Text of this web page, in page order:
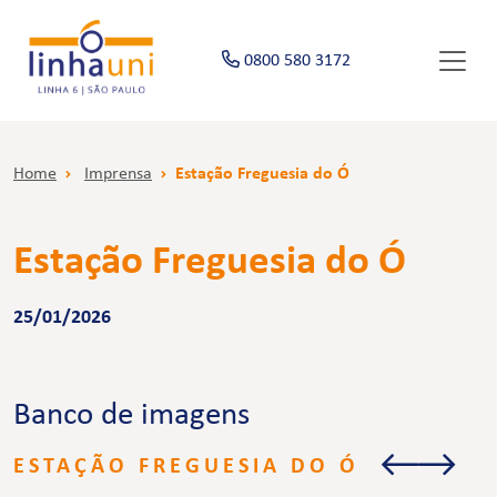
0800 580 3172
Home Imprensa Estação Freguesia do Ó
Estação Freguesia do Ó
25/01/2026
Banco de imagens
ESTAÇÃO FREGUESIA DO Ó